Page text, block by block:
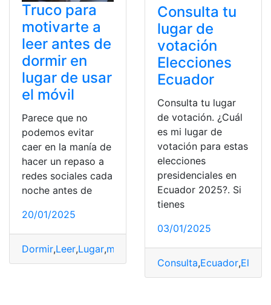
Truco para
motivarte a
leer antes de
dormir en
lugar de usar
el móvil
Parece que no
podemos evitar
caer en la manía de
hacer un repaso a
redes sociales cada
noche antes de
20/01/2025
Dormir,Leer,Lugar,motivarte,Móvil,truco}
Consulta tu
lugar de
votación
Elecciones
Ecuador
Consulta tu lugar
de votación. ¿Cuál
es mi lugar de
votación para estas
elecciones
presidenciales en
Ecuador 2025?. Si
tienes
03/01/2025
Consulta,Ecuador,